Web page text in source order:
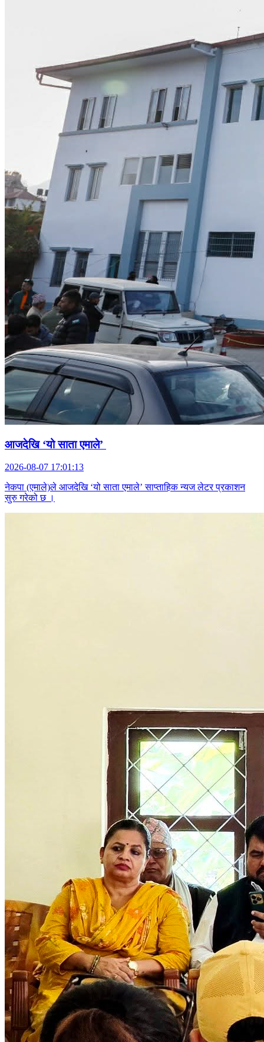
आजदेखि ‘यो साता एमाले’
2026-08-07 17:01:13
नेकपा (एमाले)ले आजदेखि ‘यो साता एमाले’ साप्ताहिक न्यज लेटर प्रकाशन
सुरु गरेको छ ।